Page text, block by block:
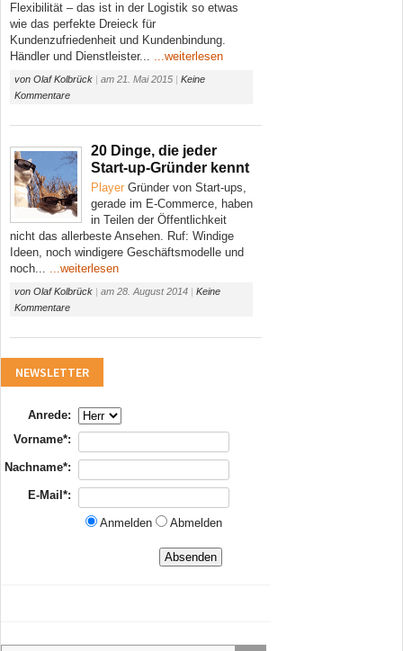
Flexibilität – das ist in der Logistik so etwas
wie das perfekte Dreieck für
Kundenzufriedenheit und Kundenbindung.
Händler und Dienstleister... ...weiterlesen
von Olaf Kolbrück | am 21. Mai 2015 | Keine
Kommentare
20 Dinge, die jeder
Start-up-Gründer kennt
Player Gründer von Start-ups,
gerade im E-Commerce, haben
in Teilen der Öffentlichkeit
nicht das allerbeste Ansehen. Ruf: Windige
Ideen, noch windigere Geschäftsmodelle und
noch... ...weiterlesen
von Olaf Kolbrück | am 28. August 2014 | Keine
Kommentare
NEWSLETTER
Anrede:
Vorname*:
Nachname*:
E-Mail*:
Anmelden Abmelden